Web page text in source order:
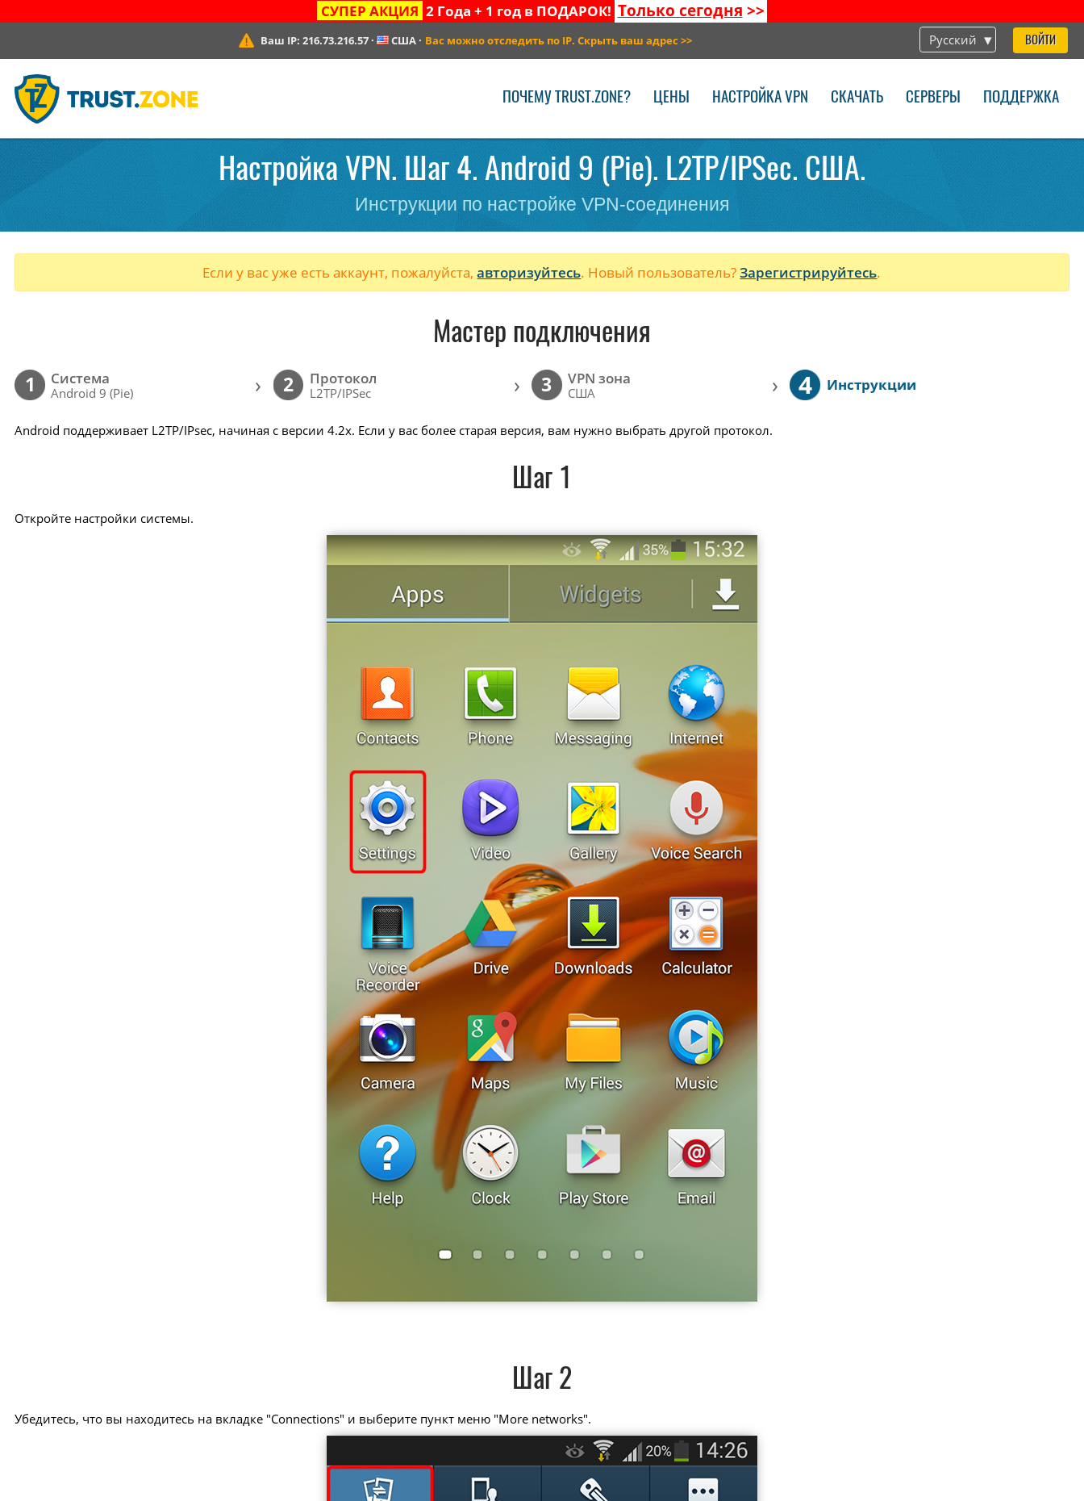
СУПЕР АКЦИЯ 2 Года + 1 год в ПОДАРОК! Только сегодня >>
Русский ВОЙТИ
Ваш IP: 216.73.216.57· США · Вас можно отследить по IP. Скрыть ваш адрес >>
ПОЧЕМУ TRUST.ZONE? ЦЕНЫ НАСТРОЙКА VPN СКАЧАТЬ СЕРВЕРЫ ПОДДЕРЖКА
Настройка VPN. Шаг 4. Android 9 (Pie). L2TP/IPSec. США.
Инструкции по настройке VPN-соединения
Если у вас уже есть аккаунт, пожалуйста,авторизуйтесь. Новый пользователь?Зарегистрируйтесь.
Мастер подключения
1 Cистема
Android 9 (Pie) › 2 Протокол
L2TP/IPSec › 3 VPN зона
США › 4 Инструкции
Android поддерживает L2TP/IPsec, начиная с версии 4.2x. Если у вас более старая версия, вам нужно выбрать другой протокол.
Шаг 1
Откройте настройки системы.
Шаг 2
Убедитесь, что вы находитесь на вкладке "Connections" и выберите пункт меню "More networks".